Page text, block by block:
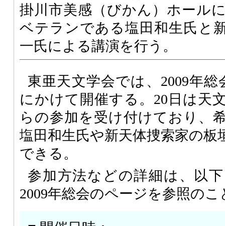
掛川市美感（びかん）ホール
ベテランである塩田和生氏と
一氏による講演を行う。
東亜天文学会では、2009年総
にかけて開催する。20日は天
らの参加を受け付けており、
塩田和生氏や新天体捜索家の板
できる。
参加方法などの詳細は、以
2009年総会のページを参照のこ